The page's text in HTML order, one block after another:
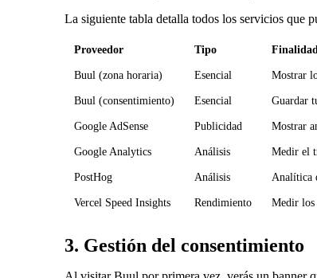
La siguiente tabla detalla todos los servicios que
Proveedor Tipo
Buul (zona horaria) Esencial Mostrar
Buul (consentimiento) Esencial Guardar
Google AdSense Publicidad Mostrar
Google Analytics Análisis Medir el
PostHog Análisis Analítica
Vercel Speed Insights Rendimiento Medir los
3. Gestión del consentimiento